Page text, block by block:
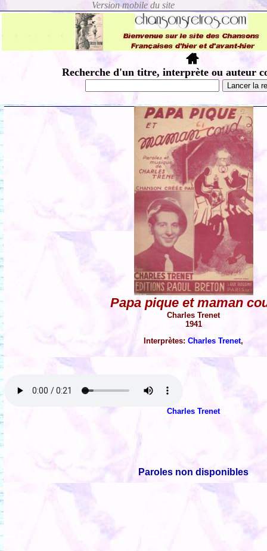
Recherche d'un titre, interprète ou auteur
Papa pique et maman
Charles Trenet
1941
Interprètes:Charles Trenet,
Charles Trenet
Paroles non disponibles